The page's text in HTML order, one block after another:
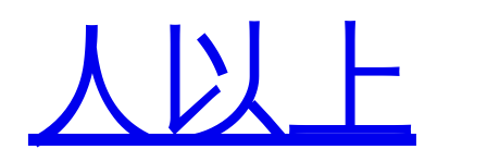
而且提
人以上